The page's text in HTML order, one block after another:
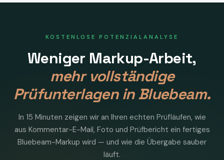
KOSTENLOSE POTENZIALANALYSE
Weniger Markup-Arbeit,
mehr vollständige
Prüfunterlagen in Bluebeam.
In 15 Minuten zeigen wir an Ihren echten Prüfläufen, wie
aus Kommentar-E-Mail, Foto und Prüfbericht ein fertiges
Bluebeam-Markup wird — und wie die Übergabe sauber
läuft.